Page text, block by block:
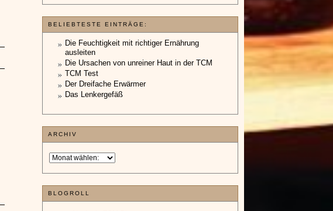
BELIEBTESTE EINTRÄGE:
Die Feuchtigkeit mit richtiger Ernährung
ausleiten
Die Ursachen von unreiner Haut in der TCM
TCM Test
Der Dreifache Erwärmer
Das Lenkergefäß
ARCHIV
BLOGROLL